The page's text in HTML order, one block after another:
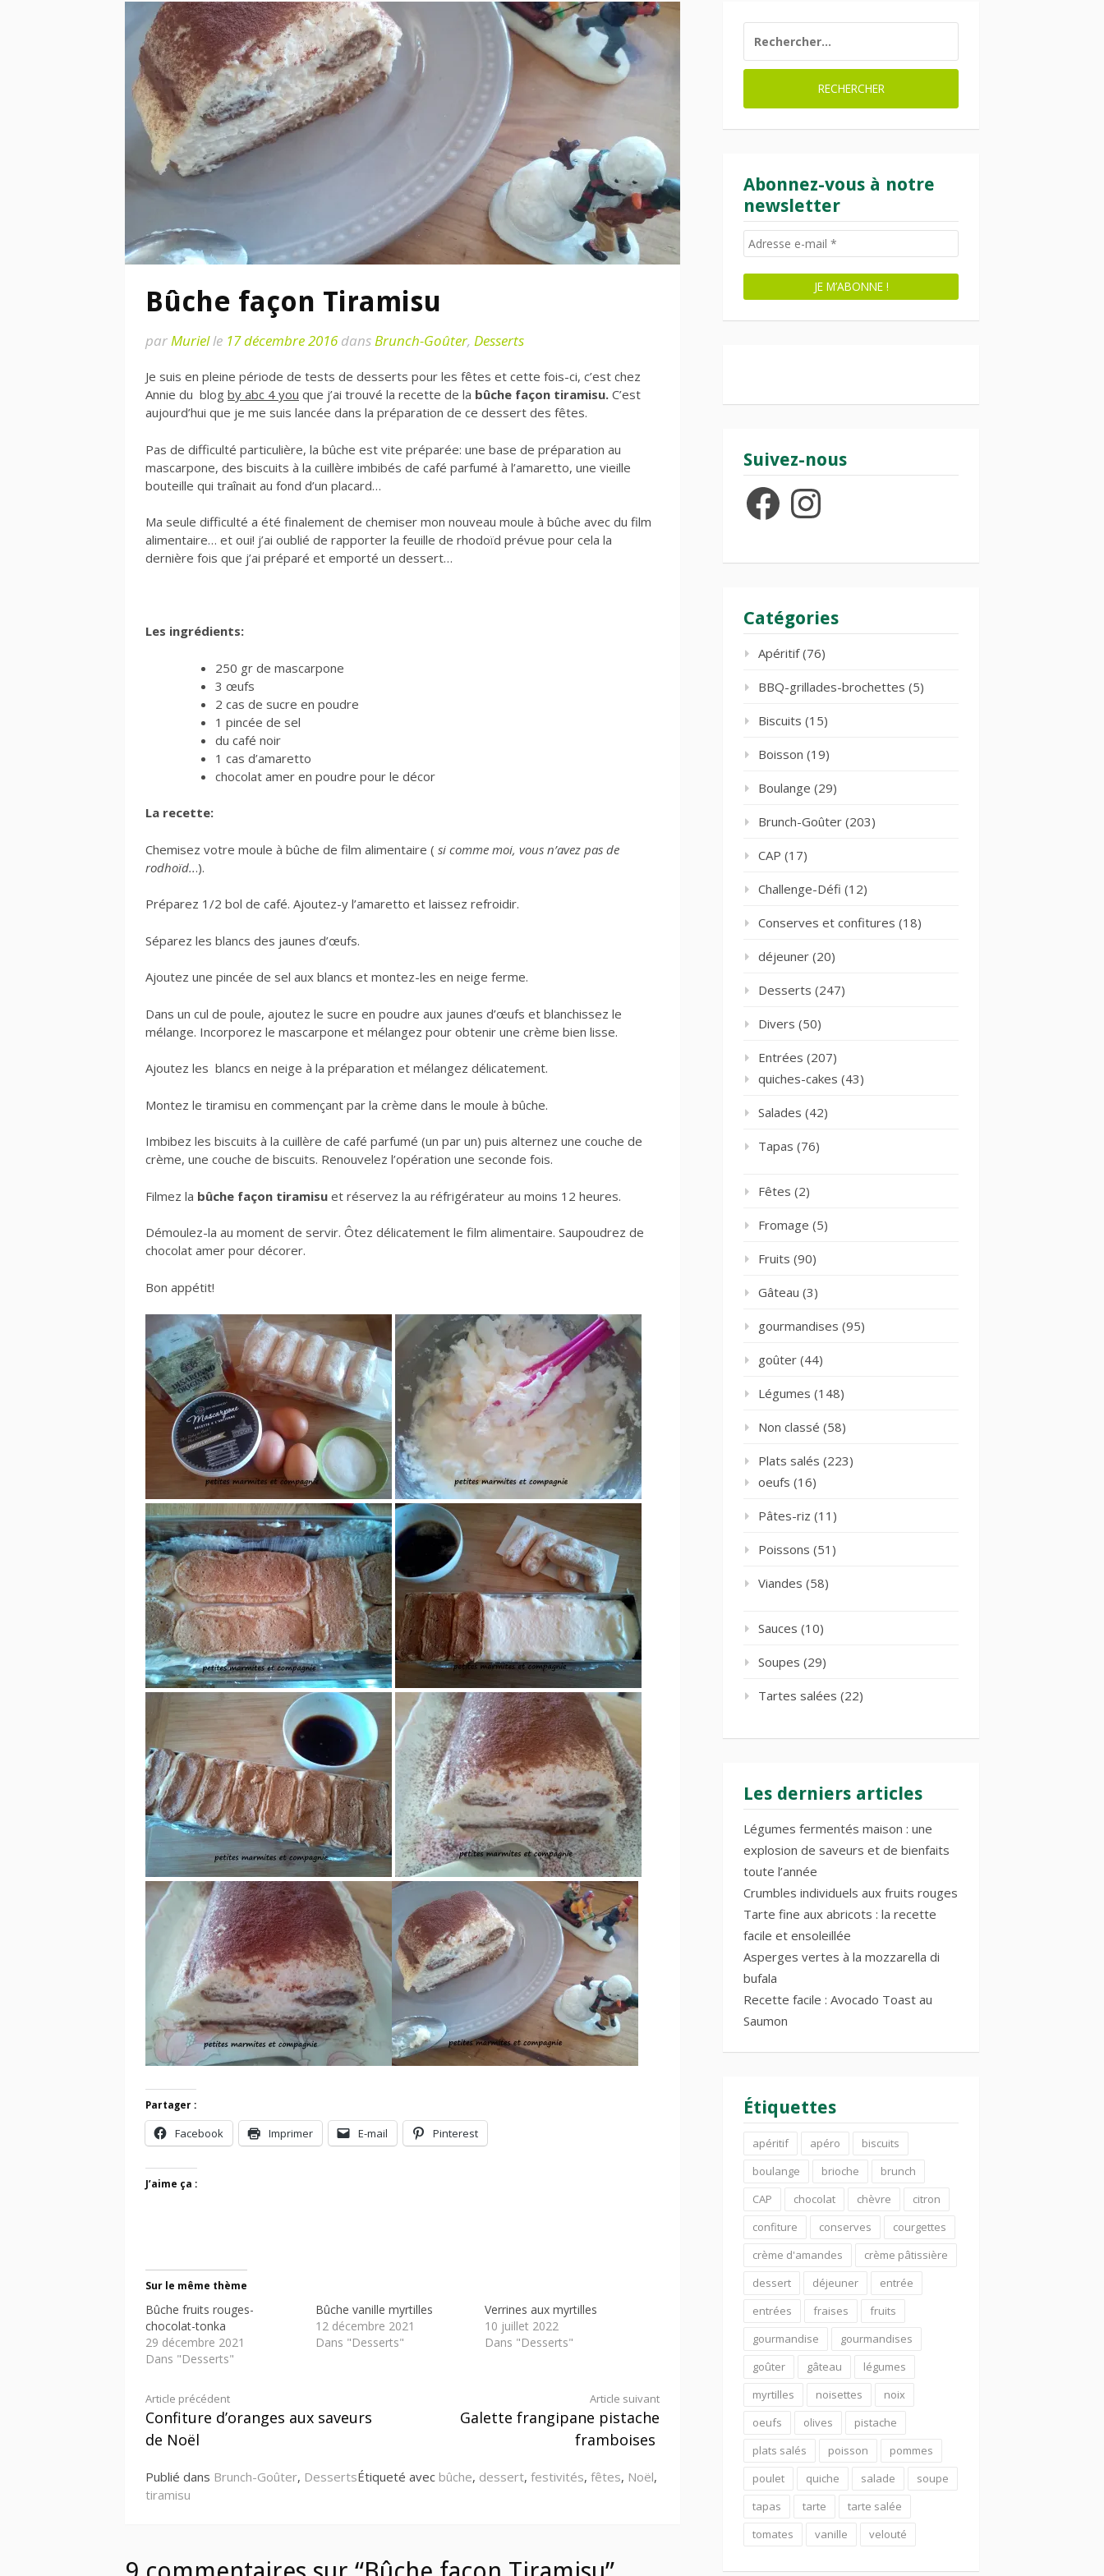
Bûche façon Tiramisu
parMurielle 17 décembre 2016dansBrunch-Goûter, Desserts
Je suis en pleine période de tests de desserts pour les fêtes et cette fois-ci, c’est chez
Annie du blog by abc 4 you que j’ai trouvé la recette de la bûche façon tiramisu. C’est
aujourd’hui que je me suis lancée dans la préparation de ce dessert des fêtes.
Pas de difficulté particulière, la bûche est vite préparée: une base de préparation au
mascarpone, des biscuits à la cuillère imbibés de café parfumé à l’amaretto, une vieille
bouteille qui traînait au fond d’un placard…
Ma seule difficulté a été finalement de chemiser mon nouveau moule à bûche avec du film
alimentaire… et oui! j’ai oublié de rapporter la feuille de rhodoïd prévue pour cela la
dernière fois que j’ai préparé et emporté un dessert…
Les ingrédients:
250 gr de mascarpone
3 œufs
2 cas de sucre en poudre
1 pincée de sel
du café noir
1 cas d’amaretto
chocolat amer en poudre pour le décor
La recette:
Chemisez votre moule à bûche de film alimentaire ( si comme moi, vous n’avez pas de
rodhoïd...).
Préparez 1/2 bol de café. Ajoutez-y l’amaretto et laissez refroidir.
Séparez les blancs des jaunes d’œufs.
Ajoutez une pincée de sel aux blancs et montez-les en neige ferme.
Dans un cul de poule, ajoutez le sucre en poudre aux jaunes d’œufs et blanchissez le
mélange. Incorporez le mascarpone et mélangez pour obtenir une crème bien lisse.
Ajoutez les blancs en neige à la préparation et mélangez délicatement.
Montez le tiramisu en commençant par la crème dans le moule à bûche.
Imbibez les biscuits à la cuillère de café parfumé (un par un) puis alternez une couche de
crème, une couche de biscuits. Renouvelez l’opération une seconde fois.
Filmez la bûche façon tiramisu et réservez la au réfrigérateur au moins 12 heures.
Démoulez-la au moment de servir. Ôtez délicatement le film alimentaire. Saupoudrez de
chocolat amer pour décorer.
Bon appétit!
Partager :
Facebook Imprimer E-mail Pinterest
J’aime ça :
Sur le même thème
Bûche fruits rouges-
chocolat-tonka
29 décembre 2021
Dans "Desserts"
Bûche vanille myrtilles
12 décembre 2021
Dans "Desserts"
Verrines aux myrtilles
10 juillet 2022
Dans "Desserts"
Lire
la
Article précédent
Confiture d’oranges aux saveurs
de Noël
Article suivant
Galette frangipane pistache
framboises
Publié dans Brunch-Goûter, DessertsÉtiqueté avec bûche, dessert, festivités, fêtes, Noël,
tiramisu
Abonnez-vous à notre
newsletter
Suivez-nous
FacebookInstagram
Catégories
Apéritif(76)
BBQ-grillades-brochettes (5)
Biscuits (15)
Boisson (19)
Boulange (29)
Brunch-Goûter (203)
CAP (17)
Challenge-Défi (12)
Conserves et confitures (18)
déjeuner (20)
Desserts (247)
Divers (50)
Entrées (207)
quiches-cakes (43)
Salades (42)
Tapas (76)
Fêtes (2)
Fromage (5)
Fruits (90)
Gâteau (3)
gourmandises (95)
goûter (44)
Légumes (148)
Non classé (58)
Plats salés (223)
oeufs (16)
Pâtes-riz (11)
Poissons (51)
Viandes (58)
Sauces (10)
Soupes (29)
Tartes salées (22)
Les derniers articles
Légumes fermentés maison : une
explosion de saveurs et de bienfaits
toute l’année
Crumbles individuels aux fruits rouges
Tarte fine aux abricots : la recette
facile et ensoleillée
Asperges vertes à la mozzarella di
bufala
Recette facile : Avocado Toast au
Saumon
Étiquettes
apéritif apéro
biscuits
boulange
brioche
brunch
CAP
chocolat chèvre
citron
confiture
conserves
courgettes
crème d'amandes
crème pâtissière
dessert
déjeuner
entrée
entrées
fraises
fruits
gourmandise
gourmandises
goûter
gâteau
légumes
myrtilles
noisettes
noix
oeufs
olives
pistache
plats salés
poisson
pommes
poulet
quiche salade
soupe
tapas
tarte
tarte salée
tomates
vanille velouté